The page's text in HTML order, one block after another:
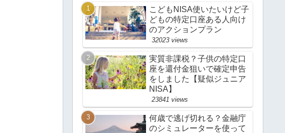
こどもNISA使いたいけど子
どもの特定口座ある人向け
のアクションプラン
32023 views
実質非課税？子供の特定口
座を還付金狙いで確定申告
をしました【疑似ジュニア
NISA】
23841 views
何歳で逃げ切れる？金融庁
のシミュレーターを使って